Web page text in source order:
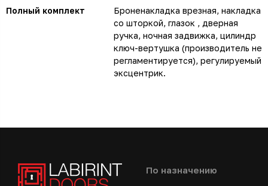
Полный комплект
Броненакладка врезная, накладка
со шторкой, глазок , дверная
ручка, ночная задвижка, цилиндр
ключ-вертушка (производитель не
регламентируется), регулируемый
эксцентрик.
По назначению